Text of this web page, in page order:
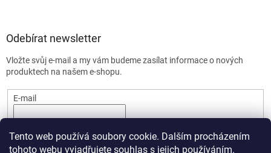
Tento web používá soubory cookie. Dalším procházením
tohoto webu vyjadřujete souhlas s jejich používáním.
Odebírat newsletter
Vložte svůj e-mail a my vám budeme zasílat informace o nových
produktech na našem e-shopu.
E-mail
PŘIHLÁSIT SE